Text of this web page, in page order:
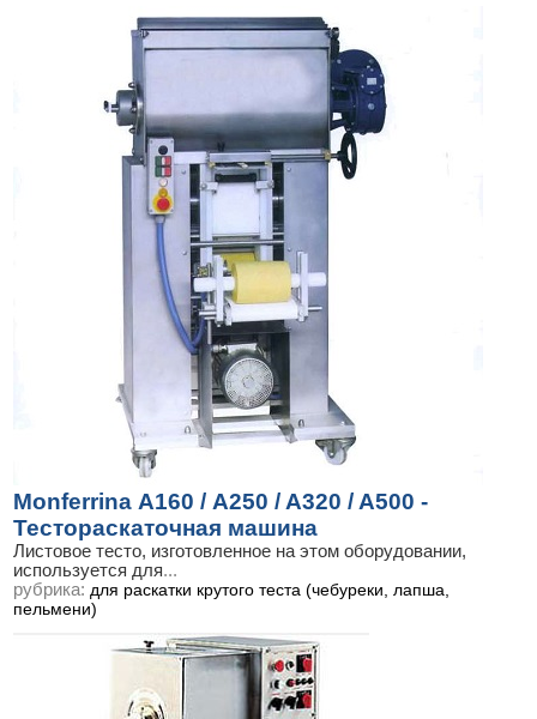
Monferrina А160 / A250 / A320 / A500 -
Тестораскаточная машина
Листовое тесто, изготовленное на этом оборудовании,
используется для...
рубрика: для раскатки крутого теста (чебуреки, лапша,
пельмени)